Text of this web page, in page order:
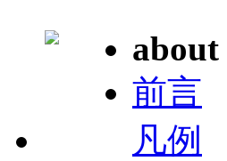
about
前言
凡例